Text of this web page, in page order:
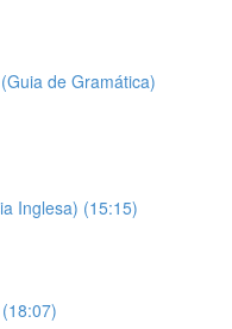
de Gramática)
Inglesa) (15:15)